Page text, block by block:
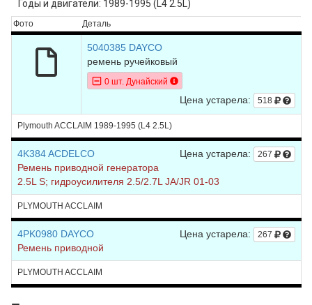
Годы и двигатели: 1989-1995 (L4 2.5L)
Фото Деталь
5040385 DAYCO
ремень ручейковый
0 шт. Дунайский
Цена устарела: 518
Plymouth ACCLAIM 1989-1995 (L4 2.5L)
Цена устарела: 267
4K384 ACDELCO
Ремень приводной генератора
2.5L S; гидроусилителя 2.5/2.7L JA/JR 01-03
PLYMOUTH ACCLAIM
Цена устарела: 267
4PK0980 DAYCO
Ремень приводной
PLYMOUTH ACCLAIM